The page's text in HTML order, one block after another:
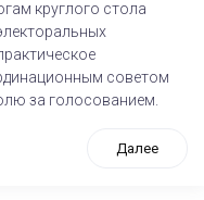
круглого стола
советом
за голосованием.
Далее